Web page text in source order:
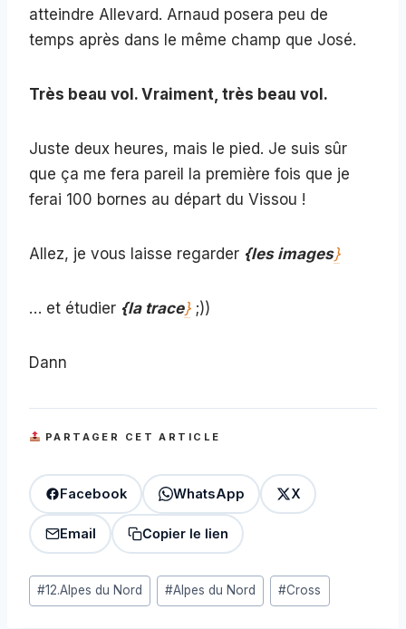
atteindre Allevard. Arnaud posera peu de
temps après dans le même champ que José.
Très beau vol. Vraiment, très beau vol.
Juste deux heures, mais le pied. Je suis sûr
que ça me fera pareil la première fois que je
ferai 100 bornes au départ du Vissou !
Allez, je vous laisse regarder {les images}
… et étudier {la trace};))
Dann
PARTAGER CET ARTICLE
Facebook WhatsApp X
Email Copier le lien
Étiquettes
de
#12.Alpes du Nord #Alpes du Nord #Cross